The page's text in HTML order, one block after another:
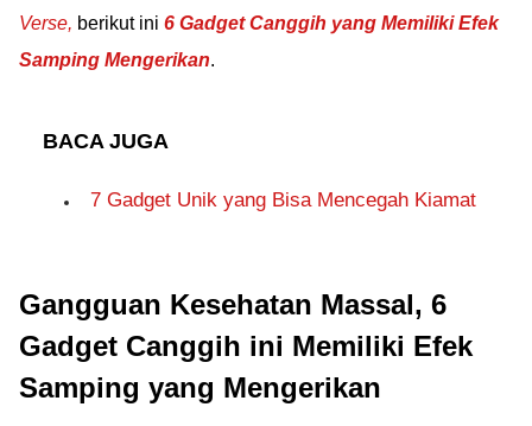
Verse, berikut ini 6 Gadget Canggih yang Memiliki Efek
Samping Mengerikan.
BACA JUGA
7 Gadget Unik yang Bisa Mencegah Kiamat
Gangguan Kesehatan Massal, 6
Gadget Canggih ini Memiliki Efek
Samping yang Mengerikan